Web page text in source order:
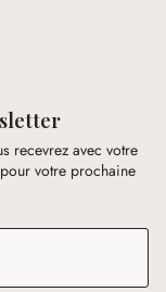
recevrez avec votre
votre prochaine